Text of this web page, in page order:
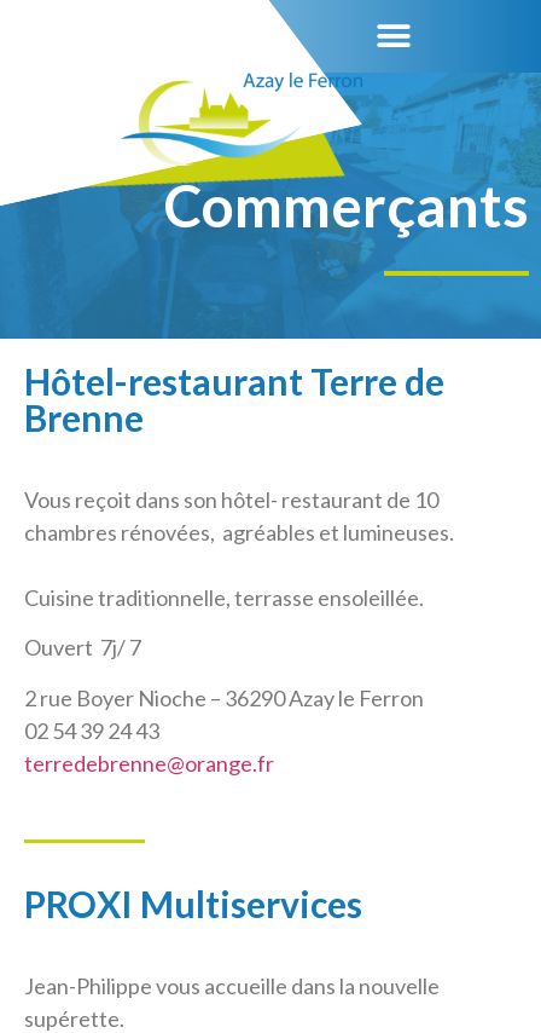
Commerçants
Hôtel-restaurant Terre de
Brenne
Vous reçoit dans son hôtel- restaurant de 10
chambres rénovées, agréables et lumineuses.
Cuisine traditionnelle, terrasse ensoleillée.
Ouvert 7j/ 7
2 rue Boyer Nioche – 36290 Azay le Ferron
02 54 39 24 43
terredebrenne@orange.fr
PROXI Multiservices
Jean-Philippe vous accueille dans la nouvelle
supérette.